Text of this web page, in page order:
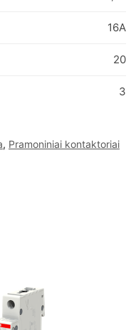
16A
20
3
, Pramoniniai kontaktoriai